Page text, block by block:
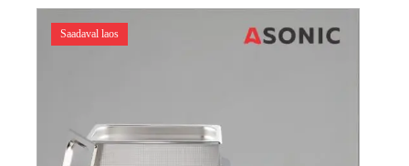
Saadaval laos